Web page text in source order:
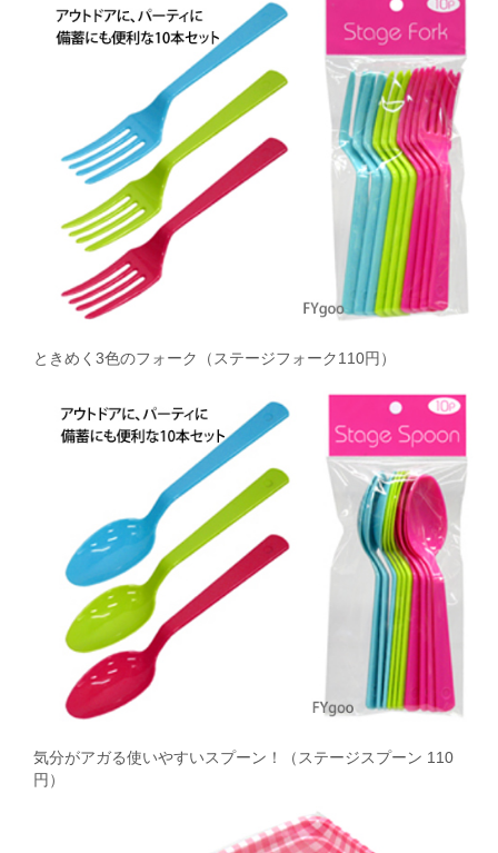
ときめく3色のフォーク（ステージフォーク110円）
気分がアガる使いやすいスプーン！（ステージスプーン 110
円）